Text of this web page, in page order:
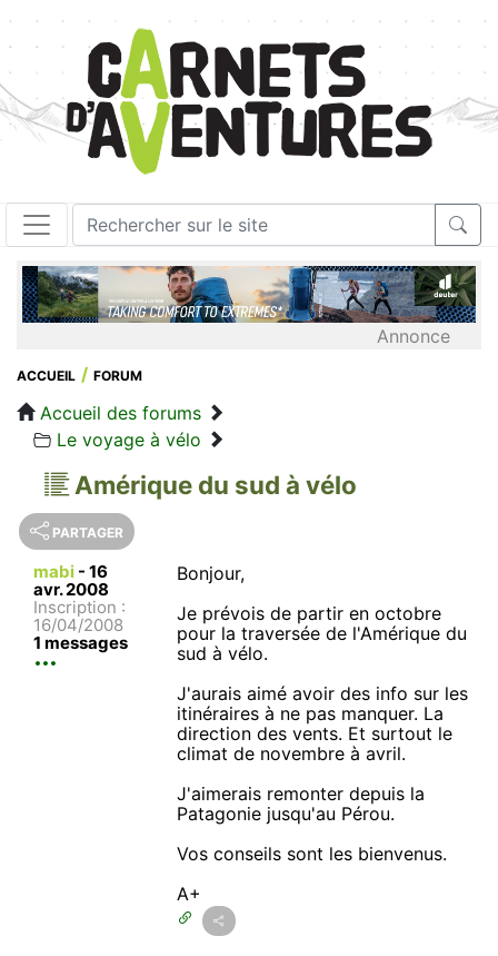
Annonce
ACCUEIL FORUM
Accueil des forums
Le voyage à vélo
Amérique du sud à vélo
PARTAGER
mabi - 16
avr. 2008
Inscription :
16/04/2008
1 messages
Bonjour,
Je prévois de partir en octobre
pour la traversée de l'Amérique du
sud à vélo.
J'aurais aimé avoir des info sur les
itinéraires à ne pas manquer. La
direction des vents. Et surtout le
climat de novembre à avril.
J'aimerais remonter depuis la
Patagonie jusqu'au Pérou.
Vos conseils sont les bienvenus.
A+